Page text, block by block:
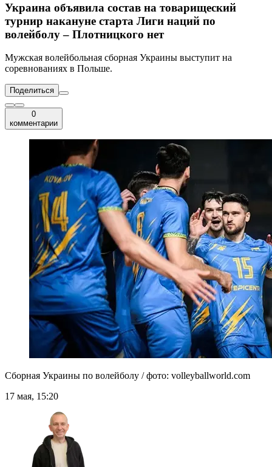
Украина объявила состав на товарищеский
турнир накануне старта Лиги наций по
волейболу – Плотницкого нет
Мужская волейбольная сборная Украины выступит на
соревнованиях в Польше.
Поделиться
0
комментарии
Сборная Украины по волейболу / фото: volleyballworld.com
17 мая, 15:20